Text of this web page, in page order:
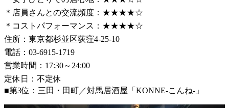
＊店員さんとの交流頻度：★★★★☆
＊コストパフォーマンス：★★★★☆
住所：東京都杉並区荻窪4-25-10
電話：03-6915-1719
営業時間：17:30～24:00
定休日：不定休
■第3位：三田・田町／対馬居酒屋「KONNE-こんね-」